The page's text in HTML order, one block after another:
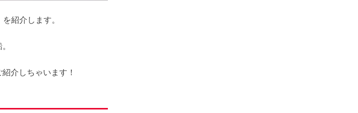
を紹介します。
介しちゃいます！